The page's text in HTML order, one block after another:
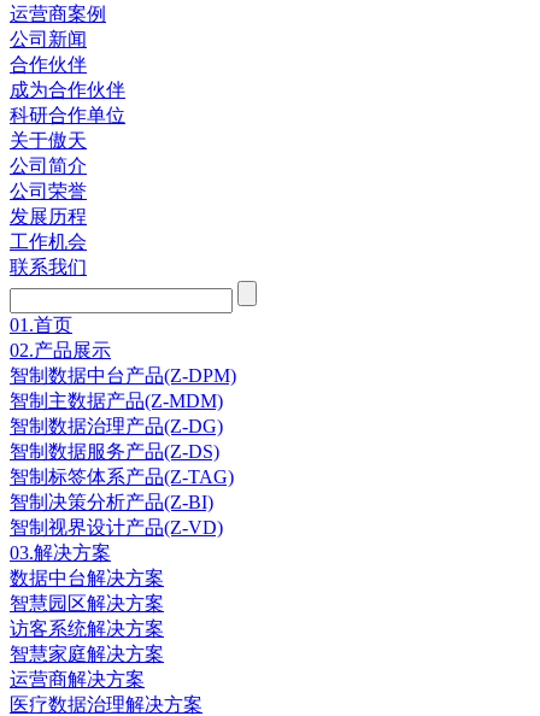
运营商案例
公司新闻
合作伙伴
成为合作伙伴
科研合作单位
关于傲天
公司简介
公司荣誉
发展历程
工作机会
联系我们
01.首页
02.产品展示
智制数据中台产品(Z-DPM)
智制主数据产品(Z-MDM)
智制数据治理产品(Z-DG)
智制数据服务产品(Z-DS)
智制标签体系产品(Z-TAG)
智制决策分析产品(Z-BI)
智制视界设计产品(Z-VD)
03.解决方案
数据中台解决方案
智慧园区解决方案
访客系统解决方案
智慧家庭解决方案
运营商解决方案
医疗数据治理解决方案